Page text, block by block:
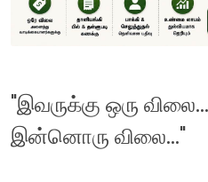
"இவருக்கு ஒரு
இன்னொரு விலை..."